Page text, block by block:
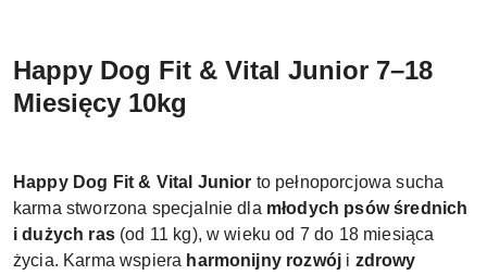
Happy Dog Fit & Vital Junior 7–18
Miesięcy 10kg
Happy Dog Fit & Vital Junior to pełnoporcjowa sucha
karma stworzona specjalnie dla młodych psów średnich
i dużych ras(od 11 kg), w wieku od 7 do 18 miesiąca
życia. Karma wspiera harmonijny rozwój i zdrowy